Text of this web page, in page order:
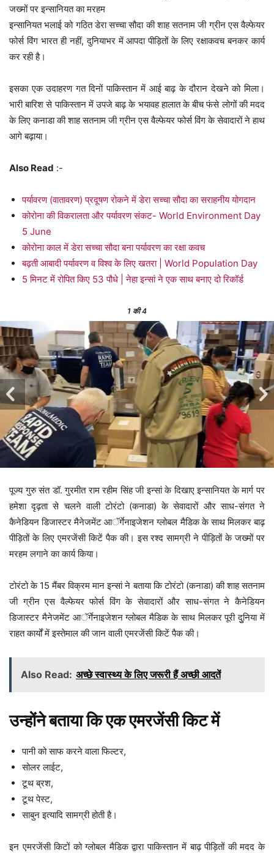
जख्मों पर इन्सानियत का मरहम
इन्सानियत भलाई को गठित डेरा सच्चा सौदा की शाह सतनाम जी ग्रीन एस वैल्फेयर
फोर्स विंग भारत ही नहीं, दुनियाभर में आपदा पीड़ितों के लिए रक्षाकवच बनकर कार्य
कर रही है।
इसका एक उदाहरण गत दिनों पाकिस्तान में आई बाढ़ के दौरान देखने को मिला।
भारी बारिश से पाकिस्तान में उपजे बाढ़ के भयावह हालात के बीच फंसे लोगों की मदद
के लिए कनाडा की शाह सतनाम जी ग्रीन एस वैल्फेयर फोर्स विंग के सेवादारों ने हाथ
आगे बढ़ाया।
Also Read :-
पर्यावरण (वातावरण) प्रदूषण रोकने में डेरा सच्चा सौदा का सराहनीय योगदान
कोरोना की विकरालता और पर्यावरण संकट- World Environment Day
5 June
कोरोना काल में डेरा सच्चा सौदा बना पर्यावरण का रक्षा कवच
बढ़ती आबादी पर्यावरण व विश्व के लिए खतरा | World Population Day
5 मिनट में रोपित किए 53 पौधे | नेहा इन्सां ने एक साथ बनाए दो रिकॉर्ड
1 की 4
पूज्य गुरु संत डॉ. गुरमीत राम रहीम सिंह जी इन्सां के दिखाए इन्सानियत के मार्ग पर
हमेशा दृढ़ता से चलने वाली टोरंटो (कनाडा) के सेवादारों और साध-संगत ने
कैनेडियन डिजास्टर मैनेजमेंट आॅर्गेनाइजेशन ग्लोबल मैडिक के साथ मिलकर बाढ़
पीड़ितों के लिए एमरजेंसी किटें पैक की। इस रश्द सामग्री ने पीड़ितों के जख्मों पर
मरहम लगाने का कार्य किया।
टोरंटो के 15 मैंबर विक्रम मान इन्सां ने बताया कि टोरंटो (कनाडा) की शाह सतनाम
जी ग्रीन एस वैल्फेयर फोर्स विंग के सेवादारों और साध-संगत ने कैनेडियन
डिजास्टर मैनेजमेंट आॅर्गेनाइजेशन ग्लोबल मैडिक के साथ मिलकर पूरी दुुनिया में
राहत कार्यों में इस्तेमाल की जान वाली एमरजेंसी किटें पैक की।
Also Read: अच्छे स्वास्थ्य के लिए जरूरी हैं अच्छी आदतें
उन्होंने बताया कि एक एमरजेंसी किट में
पानी को साफ करने वाला फिल्टर,
सोलर लाईट,
टूथ ब्रश,
टूथ पेस्ट,
साबुन इत्यादि सामग्री होती है।
इन एमरजेंसी किटों को ग्लोबल मैडिक द्वारा पाकिस्तान में बाढ़ पीड़ितों की मदद के